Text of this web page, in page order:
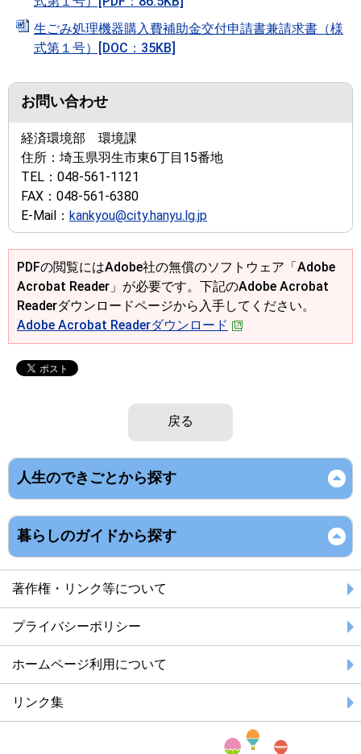
生ごみ処理機器購入費補助金交付申請書兼請求書（様
式第１号）[DOC：35KB]
お問い合わせ
経済環境部 環境課
住所： 埼玉県羽生市東6丁目15番地
TEL： 048-561-1121
FAX： 048-561-6380
E-Mail： kankyou@city.hanyu.lg.jp
PDFの閲覧にはAdobe社の無償のソフトウェア「Adobe
Acrobat Reader」が必要です。下記のAdobe Acrobat
Readerダウンロードページから入手してください。
Adobe Acrobat Readerダウンロード
戻る
人生のできごとから探す
暮らしのガイドから探す
著作権・リンク等について
プライバシーポリシー
ホームページ利用について
リンク集